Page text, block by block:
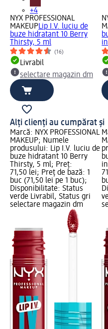
+4
NYX PROFESSIONAL
MAKEUPLip I.V. luciu de
buze hidratant 10 Berry
Thirsty, 5 ml
(16)
Livrabil
selectare magazin dm
Alți clienți au cumpărat și
Marcă: NYX PROFESSIONAL
MAKEUP; Numele
produsului: Lip I.V. luciu de
buze hidratant 10 Berry
Thirsty, 5 ml; Preț:
71,50 lei; Preț de bază: 1
buc (71,50 lei pe 1 buc);
Disponibilitate: Status
verde Livrabil, Status gri
selectare magazin dm